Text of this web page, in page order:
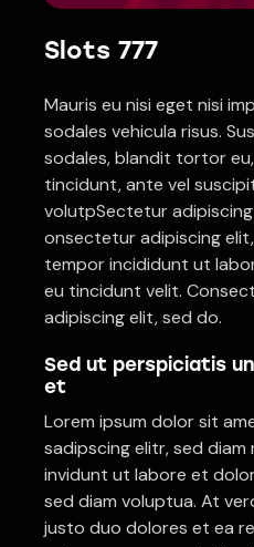
Slots 777
Mauris eu nisi eget nisi
sodales vehicula risus.
sodales, blandit tortor
tincidunt, ante vel
volutpSectetur
onsectetur adipiscing
tempor incididunt ut
eu tincidunt velit.
adipiscing elit, sed do.
Sed ut perspiciatis
et
Lorem ipsum dolor sit
sadipscing elitr, sed
invidunt ut labore et
sed diam voluptua. At
justo duo dolores et ea